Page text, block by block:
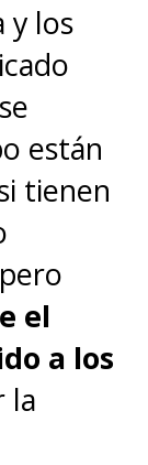
y los
están
tienen
el
a los
la